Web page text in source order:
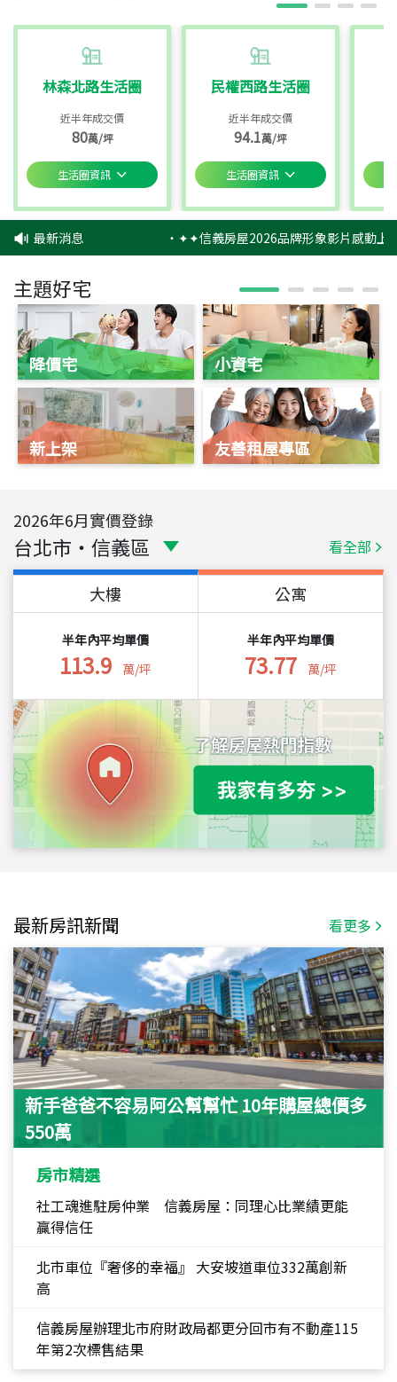
林森北路生活圈
近半年成交價
80萬/坪
生活圈資訊
民權西路生活圈
近半年成交價
94.1萬/坪
生活圈資訊
最新消息 ‧✦✦信義房屋2026品牌形象影片感動上
主題好宅
降價宅
新上架
小資宅
友善租屋專區
2026年6月實價登錄
台北市 ・ 信義區 看全部
大樓
半年內平均單價
113.9 萬/坪
公寓
半年內平均單價
73.77 萬/坪
最新房訊新聞 看更多
新手爸爸不容易阿公幫幫忙 10年購屋總價多
550萬
房市精選
社工魂進駐房仲業 信義房屋：同理心比業績更能
贏得信任
北市車位『奢侈的幸福』 大安坡道車位332萬創新
高
信義房屋辦理北市府財政局都更分回市有不動產115
年第2次標售結果